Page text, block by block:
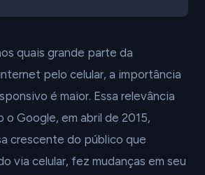
quais grande parte da
pelo celular, a importância
é maior. Essa relevância
o Google, em abril de 2015,
crescente do público que
via celular, fez mudanças em seu